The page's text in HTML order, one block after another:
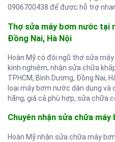
0906700438 để được hỗ trợ
Thợ sửa máy bơm nước tại
Đồng Nai, Hà Nội
Hoàn Mỹ có đội ngũ thợ sửa
kinh nghiệm, nhận sửa chữa
TPHCM, Bình Dương, Đồng Nai,
loại máy bơm nước dân dụng
hãng, giá cả phù hợp, sửa chữa
Chuyên nhận sửa chữa
Hoàn Mỹ nhận sửa chữa máy